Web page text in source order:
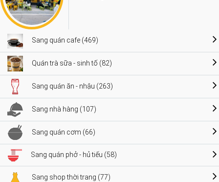
Sang quán cafe (469)
Quán trà sữa - sinh tố (82)
Sang quán ăn - nhậu (263)
Sang nhà hàng (107)
Sang quán cơm (66)
Sang quán phở - hủ tiếu (58)
Sang shop thời trang (77)